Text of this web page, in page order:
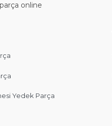
online
Yedek Parça